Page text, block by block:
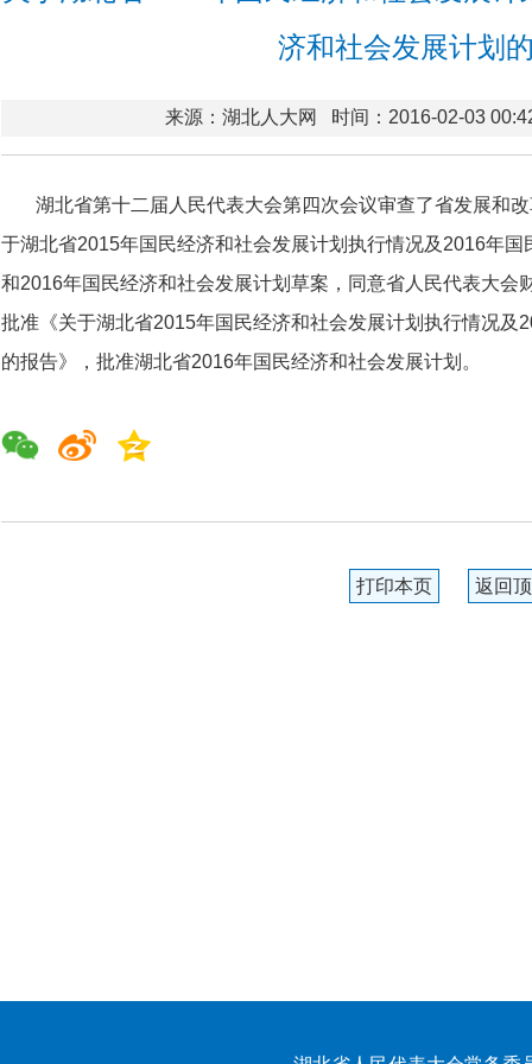
济和社会发展计划
来源：湖北人大网 时间：2016-02-03
湖北省第十二届人民代表大会第四次会议审查了省发展和
于湖北省2015年国民经济和社会发展计划执行情况及2016年
和2016年国民经济和社会发展计划草案，同意省人民代表大会
批准《关于湖北省2015年国民经济和社会发展计划执行情况及
的报告》，批准湖北省2016年国民经济和社会发展计划。
打印本页 返回